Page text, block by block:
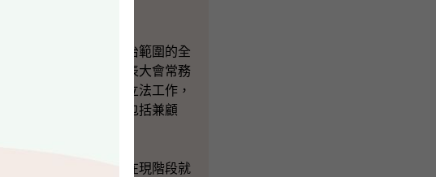
香港特別行政區自治範圍的全
件三。待全國人民代表大會常務
《國歌法》的本地立法工作，
港特別行政區實施，包括兼顧
開，我們認為政府在現階段就